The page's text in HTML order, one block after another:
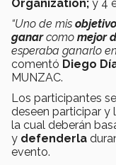
Organization; y 4
“Uno de mis
ganarcomo mejor
esperaba ganarlo
comentó Diego
MUNZAC.
Los participantes
deseen participar y
la cual deberán
y defenderla
evento.